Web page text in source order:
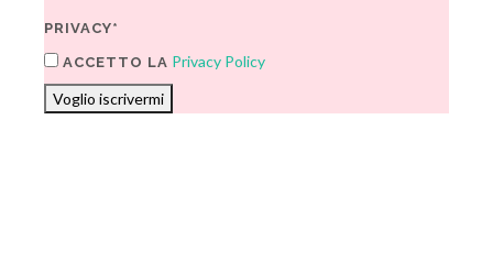
PRIVACY*
ACCETTO LA Privacy Policy
Voglio iscrivermi